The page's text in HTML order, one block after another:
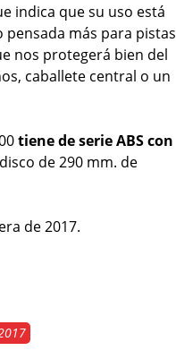
indica que su uso está
más para pistas
nos protegerá bien del
caballete central o un
tiene de serie ABS con
de 290 mm. de
de 2017.